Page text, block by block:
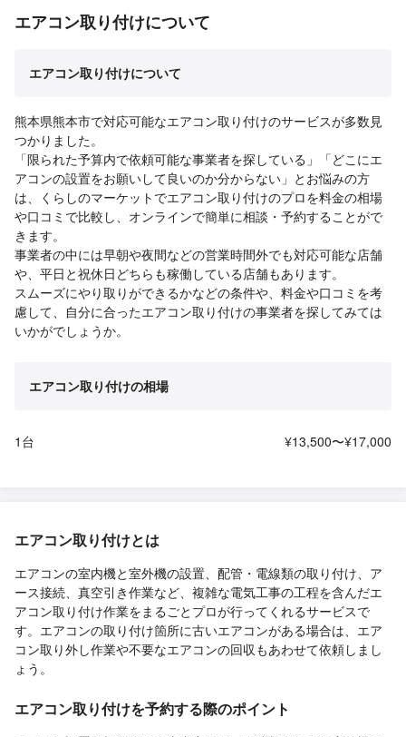
エアコン取り付けについて
エアコン取り付けについて
熊本県熊本市で対応可能なエアコン取り付けのサービスが多数見
つかりました。
「限られた予算内で依頼可能な事業者を探している」「どこにエ
アコンの設置をお願いして良いのか分からない」とお悩みの方
は、くらしのマーケットでエアコン取り付けのプロを料金の相場
や口コミで比較し、オンラインで簡単に相談・予約することがで
きます。
事業者の中には早朝や夜間などの営業時間外でも対応可能な店舗
や、平日と祝休日どちらも稼働している店舗もあります。
スムーズにやり取りができるかなどの条件や、料金や口コミを考
慮して、自分に合ったエアコン取り付けの事業者を探してみては
いかがでしょうか。
エアコン取り付けの相場
1台 ¥13,500〜¥17,000
エアコン取り付けとは
エアコンの室内機と室外機の設置、配管・電線類の取り付け、ア
ース接続、真空引き作業など、複雑な電気工事の工程を含んだエ
アコン取り付け作業をまるごとプロが行ってくれるサービスで
す。エアコンの取り付け箇所に古いエアコンがある場合は、エア
コン取り外し作業や不要なエアコンの回収もあわせて依頼しまし
ょう。
エアコン取り付けを予約する際のポイント